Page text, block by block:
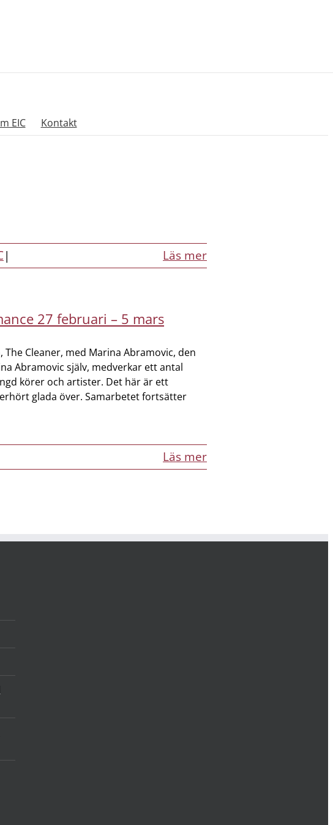
EIC Kontakt
| Läs mer
27 februari – 5 mars
Cleaner, med Marina Abramovic, den
Abramovic själv, medverkar ett antal
körer och artister. Det här är ett
glada över. Samarbetet fortsätter
Läs mer